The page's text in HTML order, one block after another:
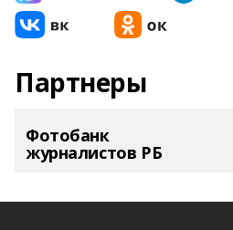
Партнеры
Фотобанк
журналистов РБ